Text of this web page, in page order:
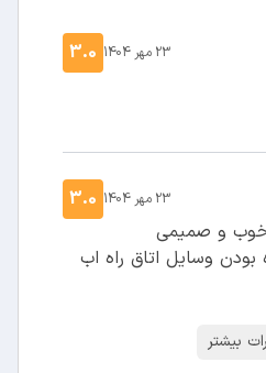
23 مهر 1404
3.0
23 مهر 1404
3.0
و صمیمی
بودن وسایل اتاق راه اب
بیشتر